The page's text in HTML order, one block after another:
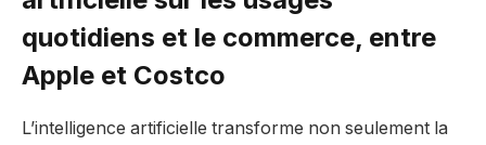
quotidiens et le commerce, entre
Apple et Costco
L’intelligence artificielle transforme non seulement la